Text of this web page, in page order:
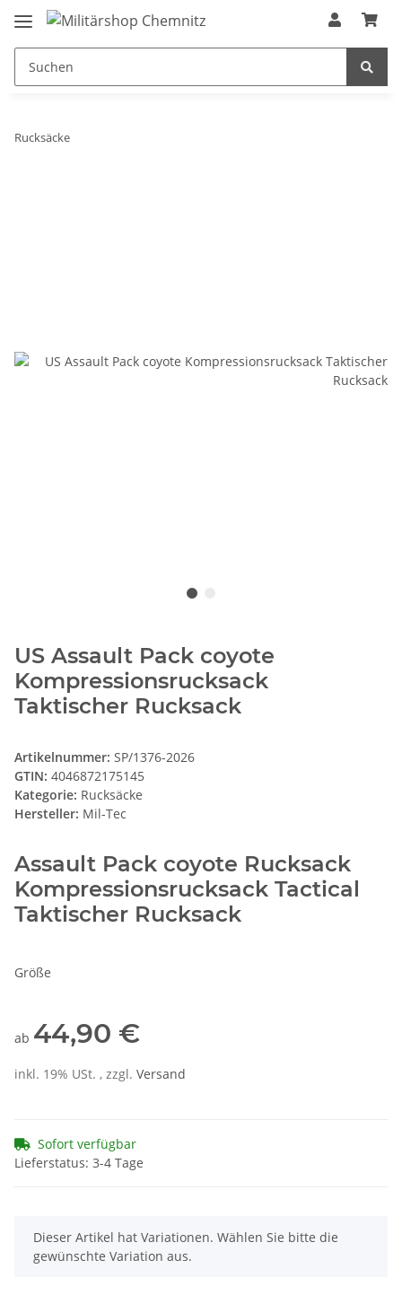
Rucksäcke
US Assault Pack coyote
Kompressionsrucksack
Taktischer Rucksack
Artikelnummer: SP/1376-2026
GTIN: 4046872175145
Kategorie: Rucksäcke
Hersteller: Mil-Tec
Assault Pack coyote Rucksack
Kompressionsrucksack Tactical
Taktischer Rucksack
Größe
ab 44,90 €
inkl. 19% USt. , zzgl. Versand
Sofort verfügbar
Lieferstatus: 3-4 Tage
x
Dieser Artikel hat Variationen. Wählen Sie bitte die
gewünschte Variation aus.